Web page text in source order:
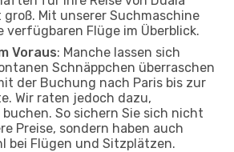
groß. Mit unserer Suchmaschine
verfügbaren Flüge im Überblick.
Voraus: Manche lassen sich
Schnäppchen überraschen
der Buchung nach Paris bis zur
Wir raten jedoch dazu,
So sichern Sie sich nicht
Preise, sondern haben auch
bei Flügen und Sitzplätzen.